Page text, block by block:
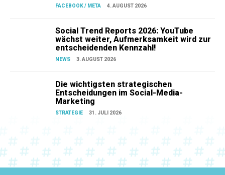
FACEBOOK / META 4. AUGUST 2026
Social Trend Reports 2026: YouTube
wächst weiter, Aufmerksamkeit wird zur
entscheidenden Kennzahl!
NEWS 3. AUGUST 2026
Die wichtigsten strategischen
Entscheidungen im Social-Media-
Marketing
STRATEGIE 31. JULI 2026